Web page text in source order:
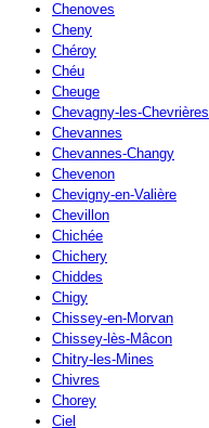
Chenoves
Cheny
Chéroy
Chéu
Cheuge
Chevagny-les-Chevrières
Chevannes
Chevannes-Changy
Chevenon
Chevigny-en-Valière
Chevillon
Chichée
Chichery
Chiddes
Chigy
Chissey-en-Morvan
Chissey-lès-Mâcon
Chitry-les-Mines
Chivres
Chorey
Ciel